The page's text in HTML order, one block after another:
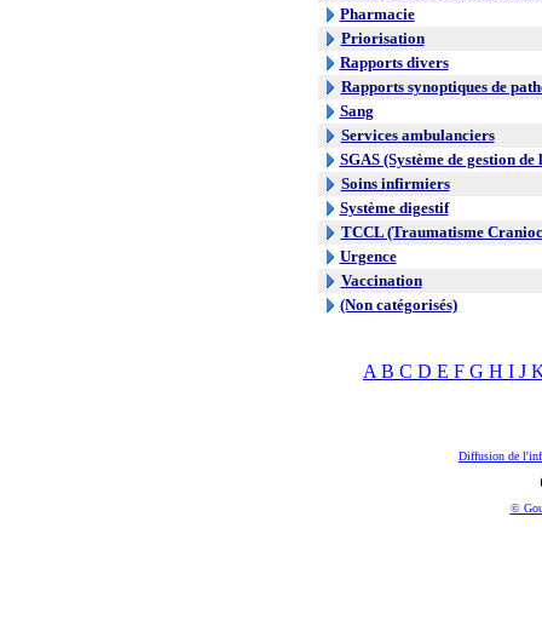
Pharmacie
Priorisation
Rapports divers
Rapports synoptiques de
Sang
Services ambulanciers
SGAS (Système de gestion
Soins infirmiers
Système digestif
TCCL (Traumatisme
Urgence
Vaccination
(Non catégorisés)
A B C D E F G H I J
Diffusion de
©